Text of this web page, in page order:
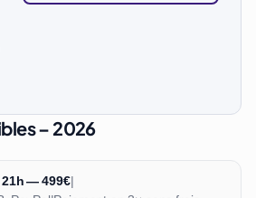
– 2026
— 499€|